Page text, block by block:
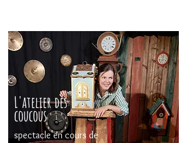
L'atelier des
coucous
spectacle en cours de